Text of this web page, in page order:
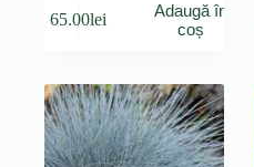
65.00lei
Adaugă în
coș